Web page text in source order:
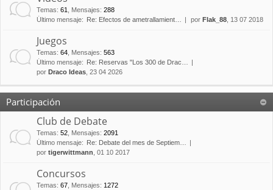
Temas: 61 Mensajes: 288
Último mensaje:
Re: Efectos de ametrallamient… por Flak_88 , 13 07 2018
Juegos
Temas: 64 Mensajes: 563
Último mensaje:
Re: Reservas "Los 300 de Drac…
por Draco Ideas , 23 04 2026
Participación
Club de Debate
Temas: 52 Mensajes: 2091
Último mensaje:
Re: Debate del mes de Septiem…
por tigerwittmann , 01 10 2017
Concursos
Temas: 67 Mensajes: 1272